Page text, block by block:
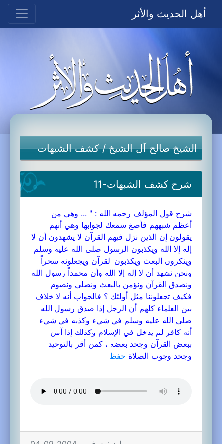
أهل الحديث والأثر
الشيخ صالح آل الشيخ/كشف الشبهات
شرح كشف الشبهات-11
شرح قول المؤلف رحمه الله : " ... وهي من
أعظم شبههم فأصغ سمعك لجوابها وهي أنهم
يقولون إن الذين نزل فيهم القرآن لا يشهدون أن لا
إله إلا الله ويكذبون الرسول صلى الله عليه وسلم
وينكرون البعث ويكذبون القرآن ويجعلونه سحراً
ونحن نشهد أن لا إله إلا الله وأن محمداً رسول الله
ونصدق القرآن ونؤمن بالبعث ونصلي ونصوم
فكيف تجعلوننا مثل أولئك ؟ فالجواب أنه لا خلاف
بين العلماء كلهم أن الرجل إذا صدق رسول الله
صلى الله عليه وسلم في شيء وكذبه في شيء
أنه كافر لم يدخل في الإسلام وكذلك إذا آمن
ببعض القرآن وجحد بعضه ، كمن أقر بالتوحيد
وجحد وجوب الصلاة حفظ